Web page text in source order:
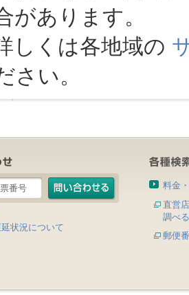
があります。
しくは各地域の
さい。
状況について
料金
直営
調べる
郵便